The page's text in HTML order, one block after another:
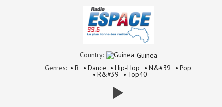
Country:
Guinea
Genres:
B Dance Hip-Hop N&#39 Pop
R&#39 Top40